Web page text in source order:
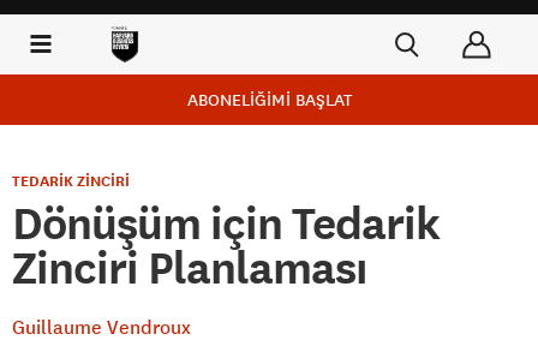
ABONELİĞİMİ BAŞLAT
TEDARİK ZİNCİRİ
Dönüşüm için Tedarik
Zinciri Planlaması
Guillaume Vendroux